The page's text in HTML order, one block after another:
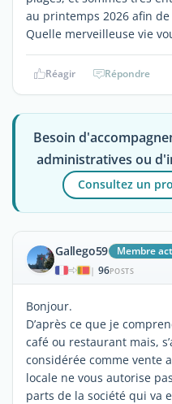
au printemps 2026 afin
Quelle merveilleuse vie
Réagir Répondre
Besoin
administratives ou
Consultez un
Gallego59 Membre
| 96POSTS
Bonjour.
D’après ce que je
café ou restaurant mais,
considérée comme vente
locale ne vous autorise
parts de la société qui va